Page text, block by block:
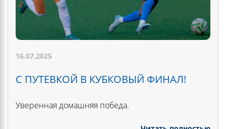
16.07.2025
С ПУТЕВКОЙ В КУБКОВЫЙ ФИНАЛ!
Уверенная домашняя победа.